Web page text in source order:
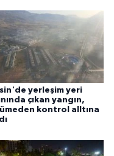
yerleşim yeri
çıkan yangın,
kontrol alltına